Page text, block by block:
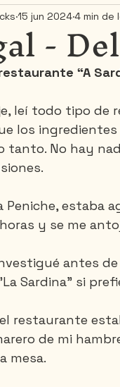
Colombia
México
Santa-Marta
-
15 jun 20244 min de
“A
leí todo tipo de
los
tanto. No hay
Peniche, estaba
y se me
antes
Sardina" si
restaurante
de mi
mesa.